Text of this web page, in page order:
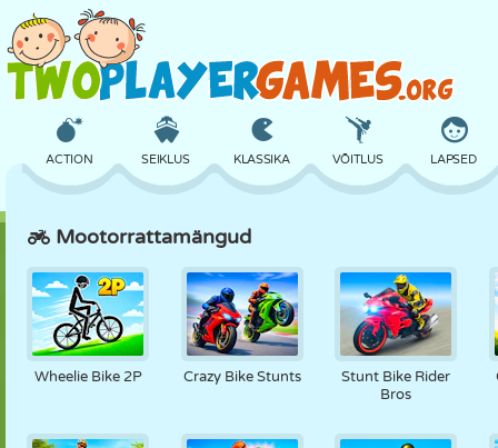
ACTION SEIKLUS KLASSIKA VÕITLUS LAPSED
LOSS CRAZY KAITSE DINOSAURUS
TÜDRUK HÜPPAMINE MATEMAATIKA LABÜRINT
Mootorrattamängud
Wheelie Bike 2P Crazy Bike Stunts
Stunt Bike Rider
Bros